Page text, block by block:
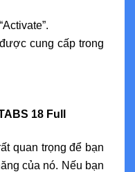
cung cấp trong
18 Full
quan trọng để bạn
của nó. Nếu bạn